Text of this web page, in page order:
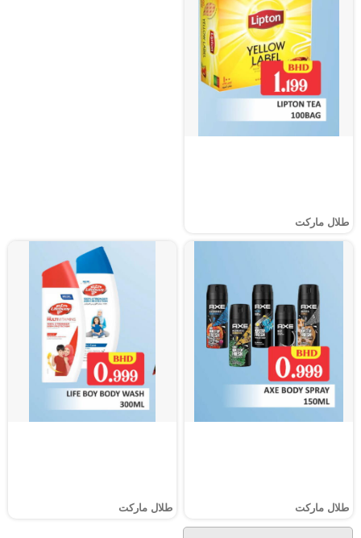
طلال ماركت
طلال ماركت طلال ماركت